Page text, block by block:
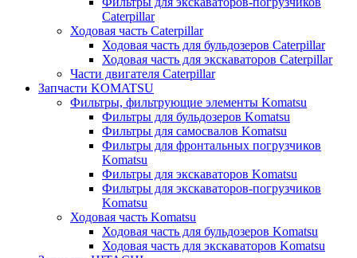
Caterpillar
Ходовая часть Caterpillar
Ходовая часть для бульдозеров Caterpillar
Ходовая часть для экскаваторов Caterpillar
Части двигателя Caterpillar
Запчасти KOMATSU
Фильтры, фильтрующие элементы Komatsu
Фильтры для бульдозеров Komatsu
Фильтры для самосвалов Komatsu
Фильтры для фронтальных погрузчиков
Komatsu
Фильтры для экскаваторов Komatsu
Фильтры для экскаваторов-погрузчиков
Komatsu
Ходовая часть Komatsu
Ходовая часть для бульдозеров Komatsu
Ходовая часть для экскаваторов Komatsu